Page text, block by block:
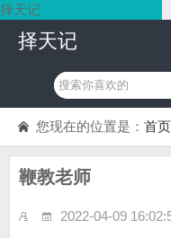
择天记
择天记
您现在的位置是： 首页
鞭教老师
2022-04-09